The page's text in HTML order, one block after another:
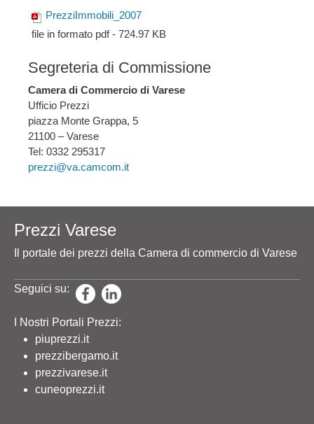
PrezziImmobili_2007
file in formato pdf - 724.97 KB
Segreteria di Commissione
Camera di Commercio di Varese
Ufficio Prezzi
piazza Monte Grappa, 5
21100 – Varese
Tel: 0332 295317
prezzi@va.camcom.it
Prezzi Varese
Il portale dei prezzi della Camera di commercio di Varese
Seguici su:
I Nostri Portali Prezzi:
piuprezzi.it
prezzibergamo.it
prezzivarese.it
cuneoprezzi.it